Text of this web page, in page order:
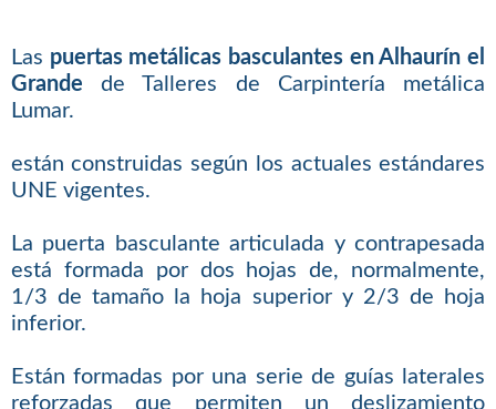
Las puertas metálicas basculantes en Alhaurín el
Grande de Talleres de Carpintería metálica
Lumar.
están construidas según los actuales estándares
UNE vigentes.
La puerta basculante articulada y contrapesada
está formada por dos hojas de, normalmente,
1/3 de tamaño la hoja superior y 2/3 de hoja
inferior.
Están formadas por una serie de guías laterales
reforzadas que permiten un deslizamiento